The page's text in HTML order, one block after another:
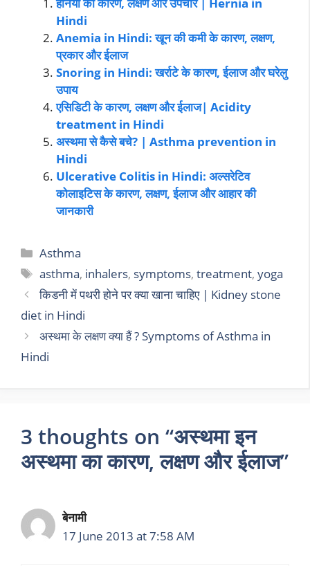
Hindi
Anemia in Hindi: खून की कमी के कारण, लक्षण,
प्रकार और ईलाज
Snoring in Hindi: खर्राटे के कारण, ईलाज और घरेलु
उपाय
एसिडिटी के कारण, लक्षण और ईलाज| Acidity
treatment in Hindi
अस्थमा से कैसे बचे? | Asthma prevention in
Hindi
Ulcerative Colitis in Hindi: अल्सरेटिव
कोलाइटिस के कारण, लक्षण, ईलाज और आहार की
जानकारी
Asthma
asthma, inhalers, symptoms,treatment,yoga
किडनी में पथरी होने पर क्या खाना चाहिए | Kidney stone
diet in Hindi
अस्थमा के लक्षण क्या हैं ? Symptoms of Asthma in
Hindi
3 thoughts on “अस्थमा इन
अस्थमा का कारण, लक्षण और ईलाज”
बेनामी
17 June 2013 at 7:58 AM